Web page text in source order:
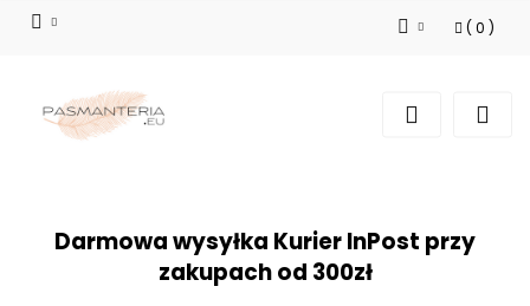
( 0 )
Darmowa wysyłka Kurier InPost przy
zakupach od 300zł